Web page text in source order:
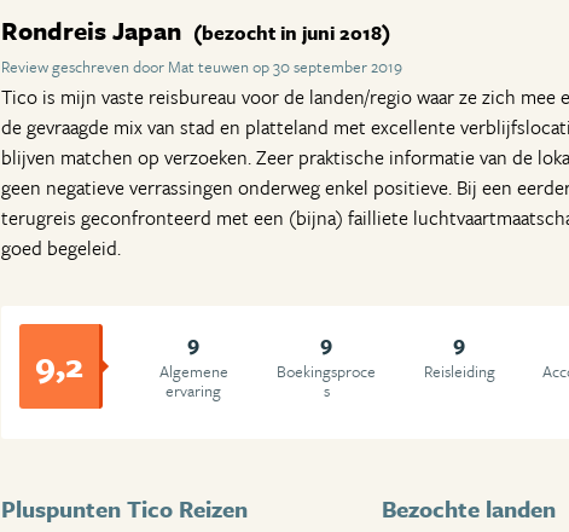
Rondreis Japan (bezocht in juni 2018)
Review geschreven door Mat teuwen op 30 september 2019
Tico is mijn vaste reisbureau voor de landen/regio waar ze zich
de gevraagde mix van stad en platteland met excellente
blijven matchen op verzoeken. Zeer praktische informatie van de
geen negatieve verrassingen onderweg enkel positieve. Bij een
terugreis geconfronteerd met een (bijna) failliete
goed begeleid.
9,2 9
Algemene
ervaring
9
Boekingsproce
s
9
Reisleiding
Pluspunten Tico Reizen Bezochte landen